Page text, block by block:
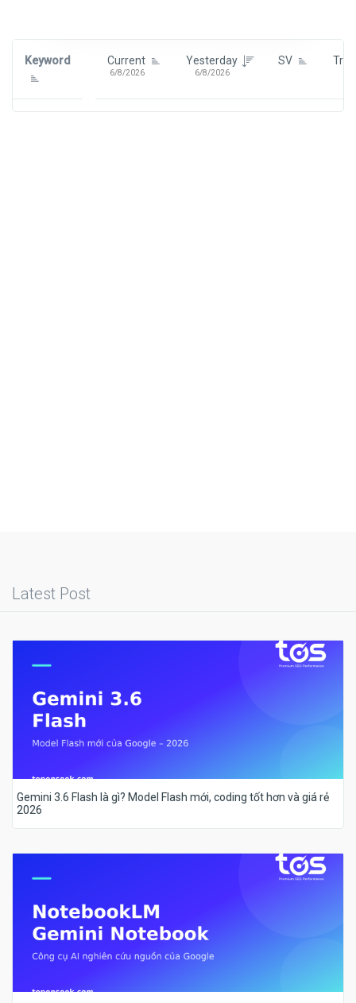
Keyword Current
6/8/2026
Yesterday
6/8/2026
SV
Latest Post
Gemini 3.6 Flash là gì? Model Flash mới, coding tốt hơn và giá rẻ
2026